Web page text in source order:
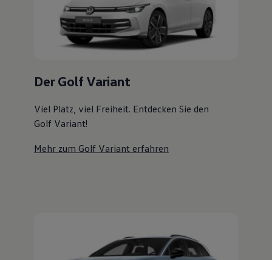
Transport
Familie
Elektromobilität
Volkswagen R
Pannen- und Unfallhilfe
Der Golf Variant
Viel Platz, viel Freiheit. Entdecken Sie den
Golf Variant!
Mehr zum Golf Variant erfahren